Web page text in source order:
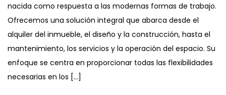
nacida como respuesta a las modernas formas de trabajo.
Ofrecemos una solución integral que abarca desde el
alquiler del inmueble, el diseño y la construcción, hasta el
mantenimiento, los servicios y la operación del espacio. Su
enfoque se centra en proporcionar todas las flexibilidades
necesarias en los […]